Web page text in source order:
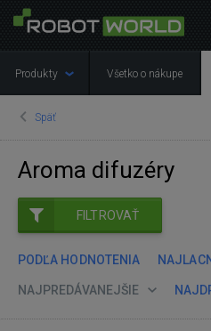
Produkty Všetko o nákupe
Späť
Aroma difuzéry
FILTROVAŤ
PODĽA HODNOTENIA
NAJPREDÁVANEJŠIE